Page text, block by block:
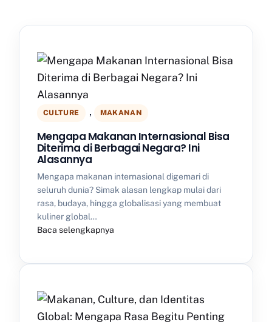
CULTURE , MAKANAN
Mengapa Makanan Internasional Bisa
Diterima di Berbagai Negara? Ini
Alasannya
Mengapa makanan internasional digemari di
seluruh dunia? Simak alasan lengkap mulai dari
rasa, budaya, hingga globalisasi yang membuat
kuliner global…
Baca selengkapnya